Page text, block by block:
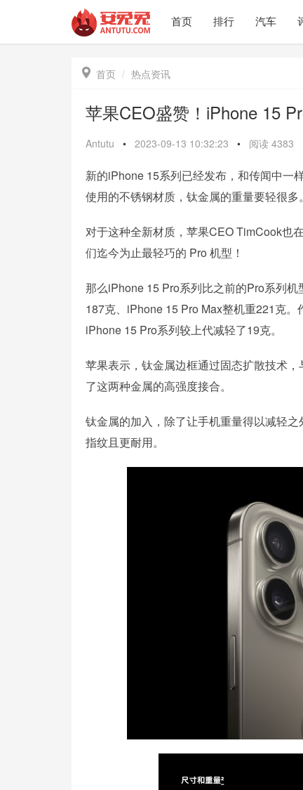
首页 排行 汽车
 首页 热点资讯
苹果CEO盛赞！iPhone 15
Antutu • 2023-09-13 10:32:23 • 阅读 4383
新的iPhone 15系列已经发布，和传闻中一
使用的不锈钢材质，钛金属的重量要轻很多。
对于这种全新材质，苹果CEO TimCook也
们迄今为止最轻巧的 Pro 机型！
那么iPhone 15 Pro系列比之前的Pro系列
187克、iPhone 15 Pro Max整机重221克
iPhone 15 Pro系列较上代减轻了19克。
苹果表示，钛金属边框通过固态扩散技术
了这两种金属的高强度接合。
钛金属的加入，除了让手机重量得以减轻
指纹且更耐用。